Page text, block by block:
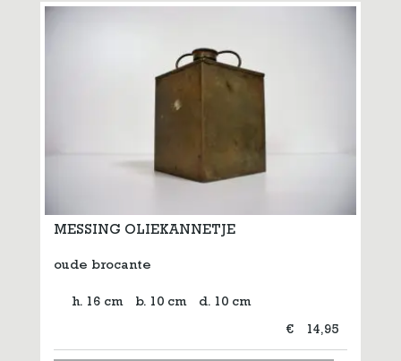
MESSING OLIEKANNETJE
oude brocante
h. 16 cm b. 10 cm d. 10 cm
€ 14,95